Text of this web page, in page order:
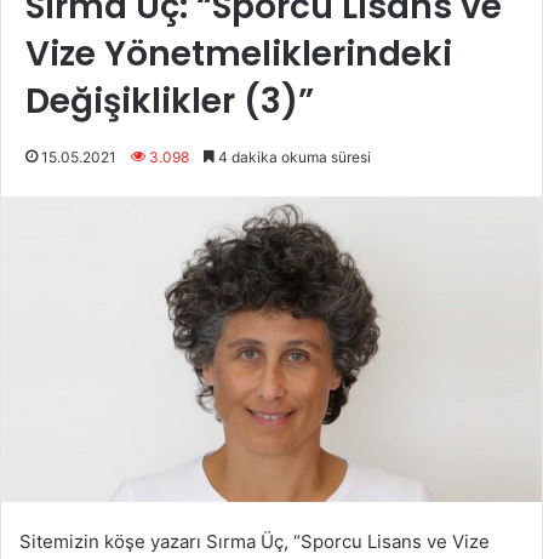
Vize Yönetmeliklerindeki
Değişiklikler (3)”
15.05.2021 3.098 4 dakika okuma süresi
Sitemizin köşe yazarı Sırma Üç, “Sporcu Lisans ve Vize